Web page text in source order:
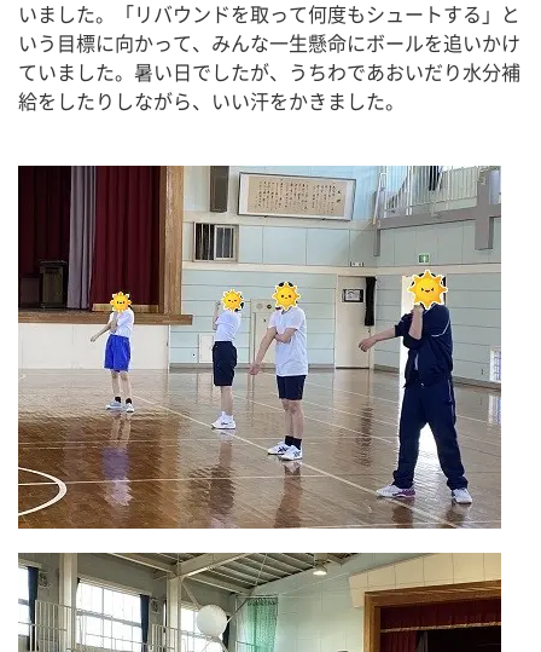
いました。「リバウンドを取って何度もシュートする」と
いう目標に向かって、みんな一生懸命にボールを追いかけ
ていました。暑い日でしたが、うちわであおいだり水分補
給をしたりしながら、いい汗をかきました。